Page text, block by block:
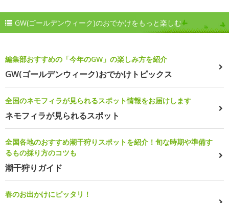
GW(ゴールデンウィーク)のおでかけをもっと楽しむ
編集部おすすめの「今年のGW」の楽しみ方を紹介
GW(ゴールデンウィーク)おでかけトピックス
全国のネモフィラが見られるスポット情報をお届けします
ネモフィラが見られるスポット
全国各地のおすすめ潮干狩りスポットを紹介！旬な時期や準備す
るもの採り方のコツも
潮干狩りガイド
春のお出かけにピッタリ！